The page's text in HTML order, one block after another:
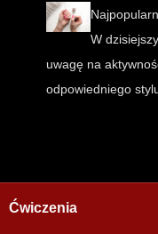
W
uwagę na
odpowiedniego
Ćwiczenia